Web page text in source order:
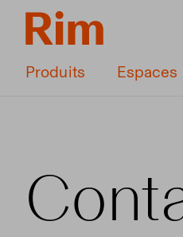
Produits Espaces